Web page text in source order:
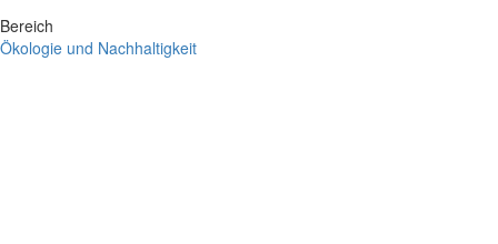
Bereich
Ökologie und Nachhaltigkeit